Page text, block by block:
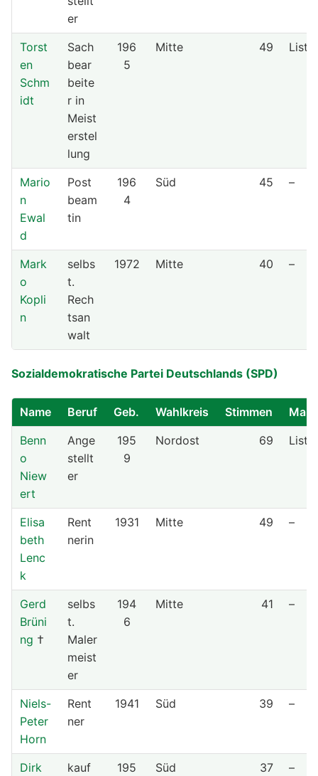
er
Torst
en
Schm
idt
Sach
bear
beite
r in
Meist
erstel
lung
196
5
Mitte 49 Liste
Mario
n
Ewal
d
Post
beam
tin
196
4
Süd 45 –
Mark
o
Kopli
n
selbs
t.
Rech
tsan
walt
1972 Mitte 40 –
Sozialdemokratische Partei Deutschlands (SPD)
Name Beruf Geb. Wahlkreis Stimmen
Benn
o
Niew
ert
Ange
stellt
er
195
9
Nordost 69 Liste
Elisa
beth
Lenc
k
Rent
nerin
1931 Mitte 49 –
Gerd
Brüni
ng †
selbs
t.
Maler
meist
er
194
6
Mitte 41 –
Niels-
Peter
Horn
Rent
ner
1941 Süd 39 –
Dirk
kauf
195
Süd 37 –